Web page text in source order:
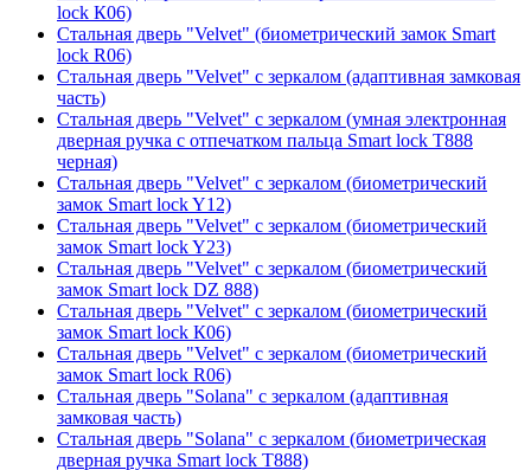
lock К06)
Стальная дверь "Velvet" (биометрический замок Smart
lock R06)
Стальная дверь "Velvet" с зеркалом (адаптивная замковая
часть)
Стальная дверь "Velvet" с зеркалом (умная электронная
дверная ручка с отпечатком пальца Smart lock T888
черная)
Стальная дверь "Velvet" с зеркалом (биометрический
замок Smart lock Y12)
Стальная дверь "Velvet" с зеркалом (биометрический
замок Smart lock Y23)
Стальная дверь "Velvet" с зеркалом (биометрический
замок Smart lock DZ 888)
Стальная дверь "Velvet" с зеркалом (биометрический
замок Smart lock К06)
Стальная дверь "Velvet" с зеркалом (биометрический
замок Smart lock R06)
Стальная дверь "Solana" с зеркалом (адаптивная
замковая часть)
Стальная дверь "Solana" с зеркалом (биометрическая
дверная ручка Smart lock T888)